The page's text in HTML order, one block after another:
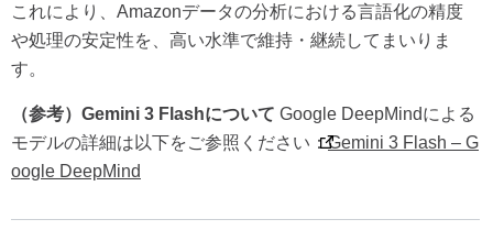
これにより、Amazonデータの分析における言語化の精度
や処理の安定性を、高い水準で維持・継続してまいりま
す。
（参考）Gemini 3 Flashについて Google DeepMindによる
モデルの詳細は以下をご参照ください：Gemini 3 Flash – G
oogle DeepMind